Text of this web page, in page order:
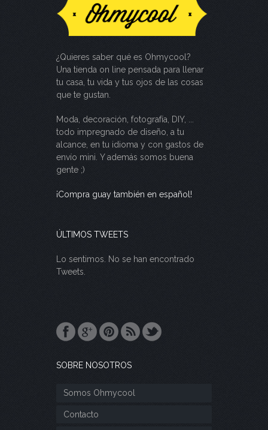
¿Quieres saber qué es Ohmycool?
Una tienda on line pensada para llenar
tu casa, tu vida y tus ojos de las cosas
que te gustan.
Moda, decoración, fotografía, DIY, ...
todo impregnado de diseño, a tu
alcance, en tu idioma y con gastos de
envío mini. Y además somos buena
gente ;)
¡Compra guay también en español!
ÚLTIMOS TWEETS
Lo sentimos. No se han encontrado
Tweets.
SOBRE NOSOTROS
Somos Ohmycool
Contacto